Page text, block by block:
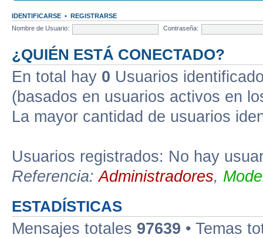
IDENTIFICARSE • REGISTRARSE
Nombre de Usuario:
Contraseña:
¿QUIÉN ESTÁ CONECTADO?
En total hay 0 Usuarios
(basados en usuarios activos en
La mayor cantidad de usuarios
Usuarios registrados: No hay
Referencia:Administradores,
ESTADÍSTICAS
Mensajes totales 97639 • Temas